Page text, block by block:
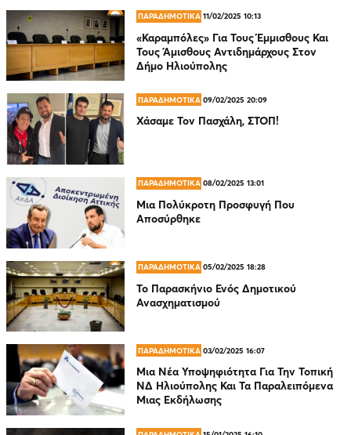
ΠΑΡΑΔΗΜΟΤΙΚΑ 11/02/2025 10:13
«Καραμπόλες» Για Τους Έμμισθους Και
Τους Άμισθους Αντιδημάρχους Στον
Δήμο Ηλιούπολης
ΠΑΡΑΔΗΜΟΤΙΚΑ 09/02/2025 20:09
Χάσαμε Τον Πασχάλη, ΣΤΟΠ!
ΠΑΡΑΔΗΜΟΤΙΚΑ 08/02/2025 13:01
Μια Πολύκροτη Προσφυγή Που
Αποσύρθηκε
ΠΑΡΑΔΗΜΟΤΙΚΑ 05/02/2025 18:28
Το Παρασκήνιο Ενός Δημοτικού
Ανασχηματισμού
ΠΑΡΑΔΗΜΟΤΙΚΑ 03/02/2025 16:07
Μια Νέα Υποψηφιότητα Για Την Τοπική
ΝΔ Ηλιούπολης Και Τα Παραλειπόμενα
Μιας Εκδήλωσης